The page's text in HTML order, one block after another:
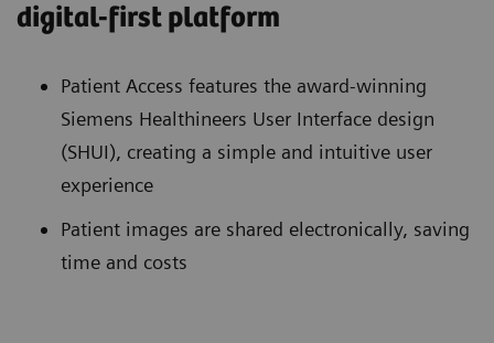
digital-first platform
Patient Access features the award-winning
Siemens Healthineers User Interface design
(SHUI), creating a simple and intuitive user
experience
Patient images are shared electronically, saving
time and costs